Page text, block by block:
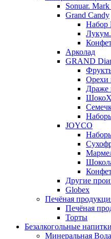
Sonuar.
Grand Candy
Набор
Арколад
GRAND
Орехи
Драже
JOYCO
Другие
Globex
Печёная
Печёная
Торты
Безалкогольные напитки
Минеральная Вода